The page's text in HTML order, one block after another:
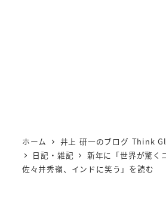
ホーム
井上 研一のブログ Think
日記・雑記
新年に「世界が驚く
佐々井秀嶺、インドに笑う」を読む